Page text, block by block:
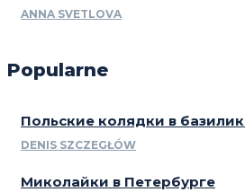
ANNA SVETLOVA
Popularne
Польские колядки в
DENIS SZCZEGŁÓW
Миколайки в Петербурге